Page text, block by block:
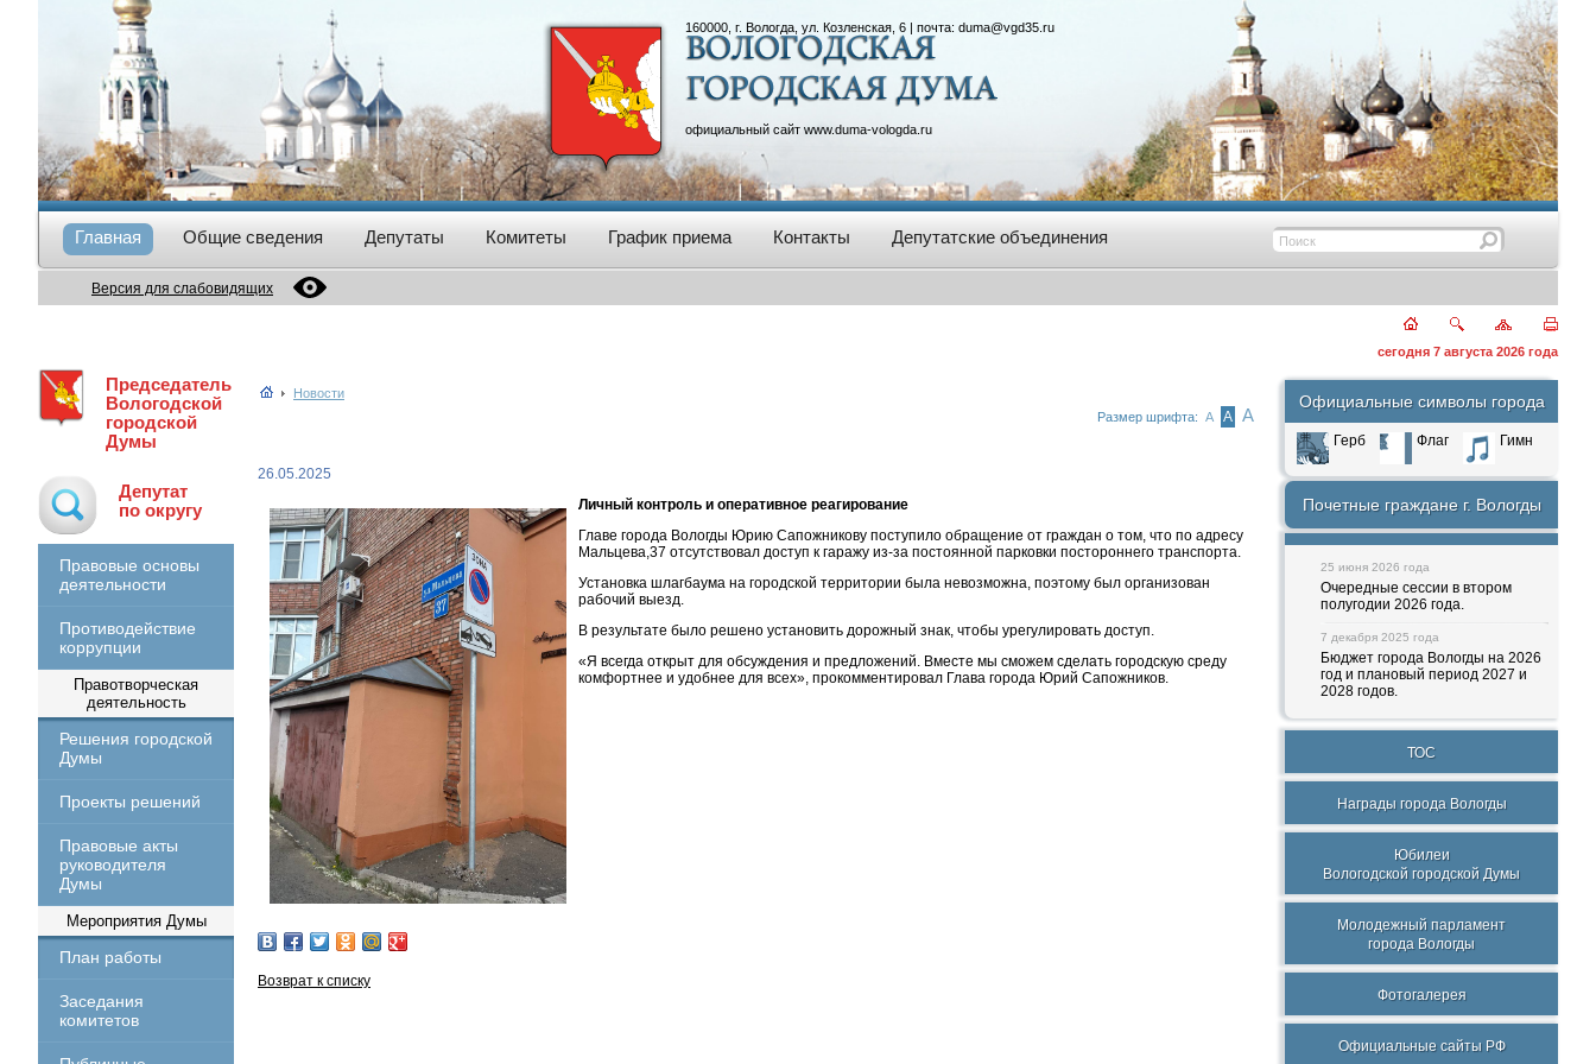
160000, г. Вологда, ул. Козленская, 6 | почта: duma@vgd35.ru
официальный сайт www.duma-vologda.ru
Главная Общие сведения Депутаты Комитеты График приема Контакты Депутатские объединения
Версия для слабовидящих
сегодня 7 августа 2026 года
Председатель
Вологодской
городской
Думы
Депутат
по округу
Правовые основы
деятельности
Противодействие
коррупции
Правотворческая
деятельность
Решения городской
Думы
Проекты решений
Правовые акты
руководителя
Думы
Мероприятия Думы
План работы
Заседания
комитетов
Новости
Размер шрифта: А А А
26.05.2025
Личный контроль и оперативное реагирование
Главе города Вологды Юрию Сапожникову поступило обращение от граждан о том, что по адресу
Мальцева,37 отсутствовал доступ к гаражу из-за постоянной парковки постороннего транспорта.
Установка шлагбаума на городской территории была невозможна, поэтому был организован
рабочий выезд.
В результате было решено установить дорожный знак, чтобы урегулировать доступ.
«Я всегда открыт для обсуждения и предложений. Вместе мы сможем сделать городскую среду
комфортнее и удобнее для всех», прокомментировал Глава города Юрий Сапожников.
Возврат к списку
Официальные символы города
Герб Флаг Гимн
Почетные граждане г. Вологды
25 июня 2026 года
Очередные сессии в втором
полугодии 2026 года.
7 декабря 2025 года
Бюджет города Вологды на 2026
год и плановый период 2027 и
2028 годов.
ТОС
Награды города Вологды
Юбилеи
Вологодской городской Думы
Молодежный парламент
города Вологды
Фотогалерея
Официальные сайты РФ